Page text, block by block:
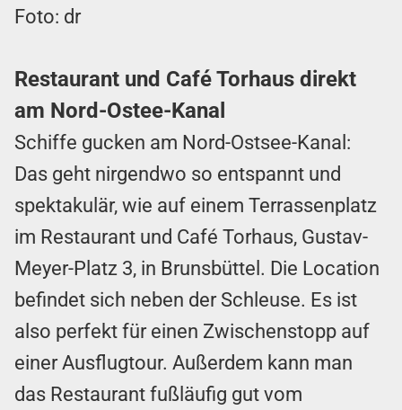
Foto: dr
Restaurant und Café Torhaus direkt
am Nord-Ostee-Kanal
Schiffe gucken am Nord-Ostsee-Kanal:
Das geht nirgendwo so entspannt und
spektakulär, wie auf einem Terrassenplatz
im Restaurant und Café Torhaus, Gustav-
Meyer-Platz 3, in Brunsbüttel. Die Location
befindet sich neben der Schleuse. Es ist
also perfekt für einen Zwischenstopp auf
einer Ausflugtour. Außerdem kann man
das Restaurant fußläufig gut vom